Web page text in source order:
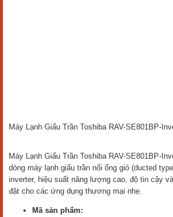
Máy Lạnh Giấu Trần Toshiba RAV-SE801BP-
Máy Lạnh Giấu Trần Toshiba RAV-SE801BP-
dòng máy lạnh giấu trần nối ống gió (ducted
inverter, hiệu suất năng lượng cao, độ tin cậy
đặt cho các ứng dụng thương mại nhẹ.
Mã sản phẩm: